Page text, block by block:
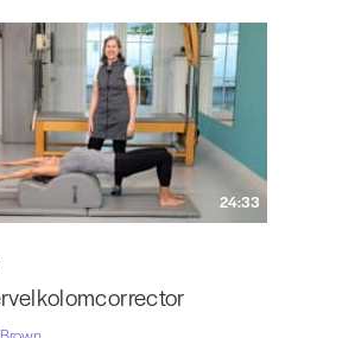
24:33